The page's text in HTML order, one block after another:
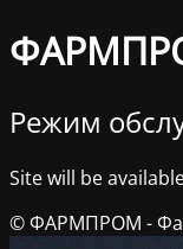
Режим
Site will be
© ФАРМПРОМ -